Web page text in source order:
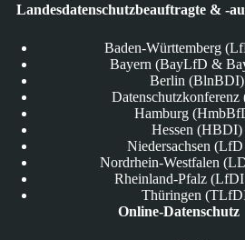
Landesdatenschutzbeauftragte & -
Baden-Württemberg
Bayern (BayLfD &
Berlin (BlnBDI)
Hamburg
Hessen (HBDI)
Niedersachsen
Nordrhein-Westfalen
Rheinland-Pfalz
Thüringen
Online-Datenschutz